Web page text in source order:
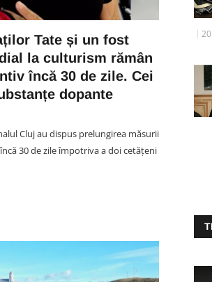
Tate și un fost
la culturism rămân
încă 30 de zile. Cei
dopante
Cluj au dispus prelungirea măsurii
30 de zile împotriva a doi cetățeni